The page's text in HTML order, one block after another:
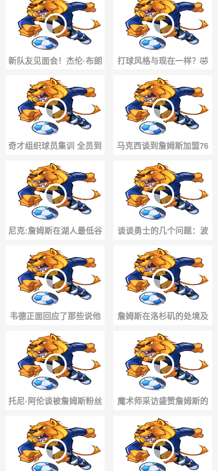
两座冠军奖杯空位
的情绪。
新队友见面会！杰伦·布朗
+马克西+波普一起打高尔
夫！
打球风格与现在一样？🤣
幼詹97年比赛拿下13分4板
7助5断
奇才组织球员集训 全员到
齐时浓眉还想了一句新口
号：新开始！
马克西谈到詹姆斯加盟76
人：过程远比外界想象的
简单😆😆
尼克:詹姆斯在湖人最低谷
时拯救了他们，如今湖人
却把他踢开
谈谈勇士的几个问题：波
杰的续约、最困难的部
分、克莱和德罗赞！
韦德正面回应了那些说他
不会投篮的质疑：我的职
责是持球冲击禁区
詹姆斯在洛杉矶的处境及
重返费城后的舆论变化，
合着都得挨骂😅
托尼·阿伦谈被詹姆斯粉丝
“教育”了，依然坚持自己
的篮球判断
魔术师采访盛赞詹姆斯的
天赋✨